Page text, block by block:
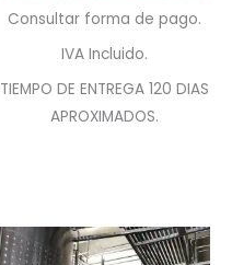
Consultar forma de pago.
IVA Incluido.
TIEMPO DE ENTREGA 120 DIAS
APROXIMADOS.